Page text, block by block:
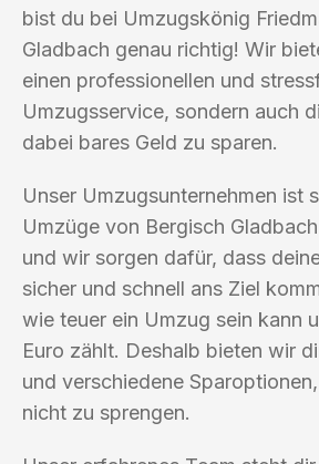
bist du bei Umzugskönig
Gladbach genau richtig! Wir
einen professionellen und
Umzugsservice, sondern auch
dabei bares Geld zu sparen.
Unser Umzugsunternehmen ist
Umzüge von Bergisch
und wir sorgen dafür, dass
sicher und schnell ans Ziel
wie teuer ein Umzug sein kann
Euro zählt. Deshalb bieten wir
und verschiedene
nicht zu sprengen.